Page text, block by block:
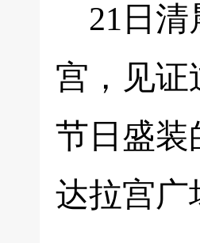
21日
宫，见证
节日盛装
达拉宫广